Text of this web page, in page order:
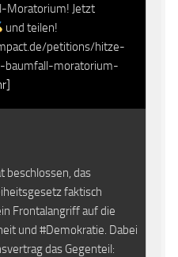
Moratorium! Jetzt
und teilen!
petitions/hitze-
baumfall-moratorium-
beschlossen, das
faktisch
Frontalangriff auf die
und #Demokratie. Dabei
das Gegenteil: